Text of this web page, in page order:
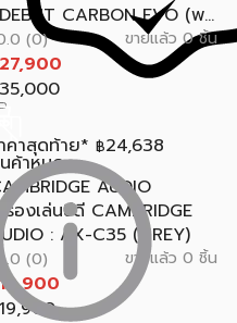
ค้าหมด
AUDIO
รื่องเล่นซีดี CAMBRIDGE
: AX-C35 (GREY)
0.0 (0) ขายแล้ว 0 ชิ้น
18,900
19,900
CARBON EVO (พ...
(0) ขายแล้ว 0 ชิ้น
27,900
35,000
คาสุดท้าย* ฿24,638